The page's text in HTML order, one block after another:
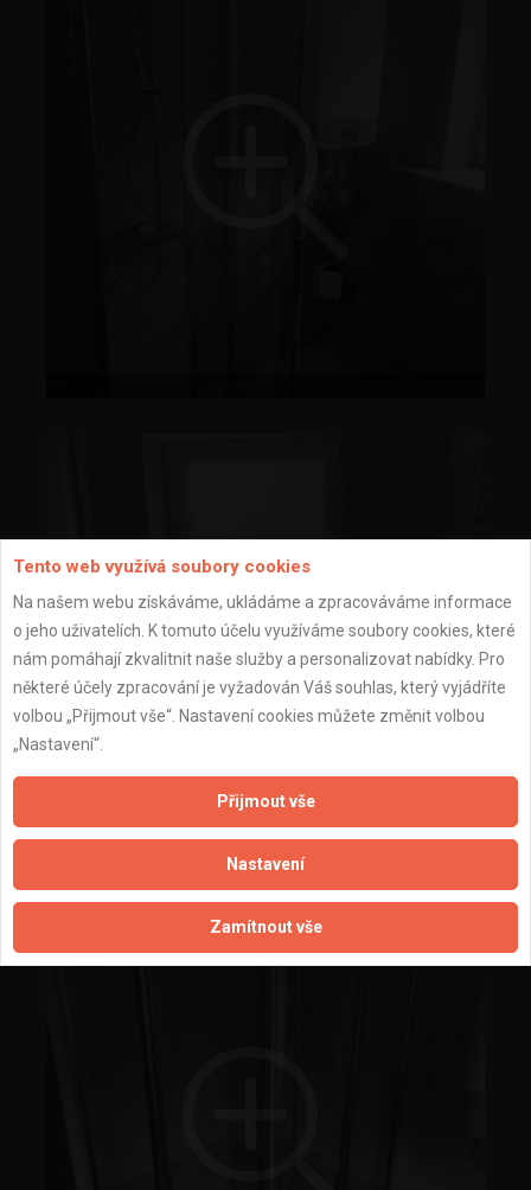
Tento web využívá soubory cookies
Na našem webu získáváme, ukládáme a zpracováváme informace
o jeho uživatelích. K tomuto účelu využíváme soubory cookies, které
nám pomáhají zkvalitnit naše služby a personalizovat nabídky. Pro
některé účely zpracování je vyžadován Váš souhlas, který vyjádříte
volbou „Přijmout vše“. Nastavení cookies můžete změnit volbou
„Nastavení“.
Přijmout vše
Nastavení
Zamítnout vše